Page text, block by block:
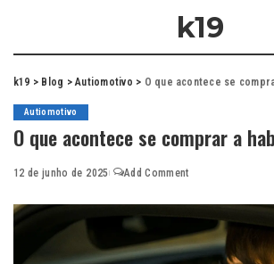
k19
k19 > Blog >Autiomotivo > O que acontece se
Autiomotivo
O que acontece se comprar a
12 de junho de 2025 Add Comment